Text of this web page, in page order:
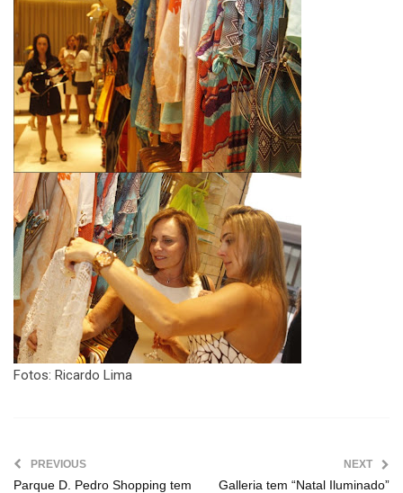
Fotos: Ricardo Lima
PREVIOUS
Parque D. Pedro Shopping tem
NEXT
Galleria tem “Natal Iluminado”